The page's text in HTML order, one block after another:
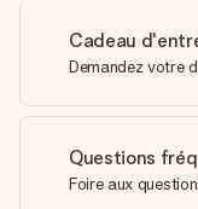
Cadeau
Demandez votre
Questions
Foire aux